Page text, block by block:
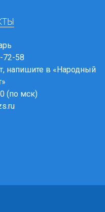
72-58
напишите в «Народный
(по мск)